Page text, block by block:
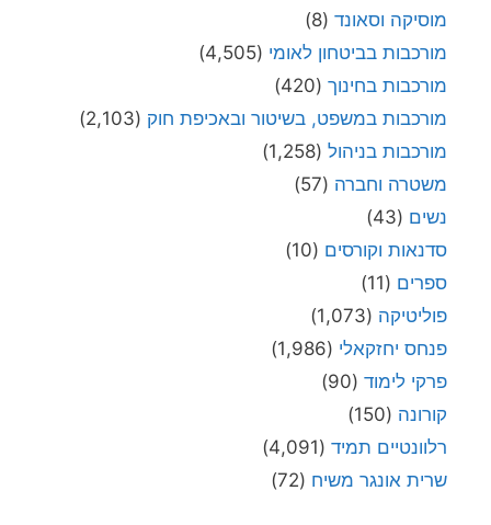
מוסיקה וסאונד (8)
מורכבות בביטחון לאומי (4,505)
מורכבות בחינוך (420)
מורכבות במשפט, בשיטור ובאכיפת חוק (2,103)
מורכבות בניהול (1,258)
משטרה וחברה (57)
נשים (43)
סדנאות וקורסים (10)
ספרים (11)
פוליטיקה (1,073)
פנחס יחזקאלי (1,986)
פרקי לימוד (90)
קורונה (150)
רלוונטיים תמיד (4,091)
שרית אונגר משיח (72)